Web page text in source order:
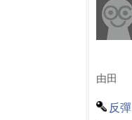
由田
反彈